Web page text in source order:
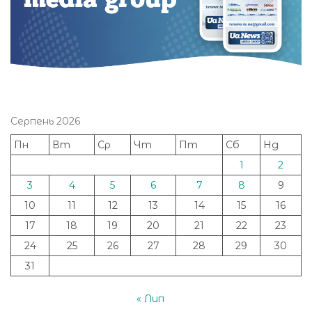
Серпень 2026
Пн
Вт Ср Чт Пт Сб
Нд
1
2
3
4 5 6 7 8
9
10
11 12 13 14 15
16
17
18 19 20 21 22
23
24
25 26 27 28 29
30
31
« Лип